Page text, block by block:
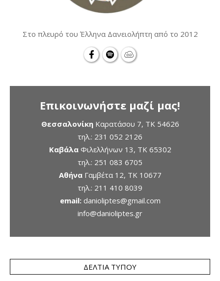
Στο πλευρό του Έλληνα Δανειολήπτη από το 2012
Επικοινωνήστε μαζί μας!
ΘεσσαλονίκηΚαρατάσου 7, TK 54626
τηλ.: 231 052 2126
ΚαβάλαΦιλελλήνων 13, ΤΚ 65302
τηλ.: 251 083 6705
ΑθήναΓαμβέτα 12, ΤΚ 10677
τηλ.: 211 410 8039
email: danioliptes@gmail.com
info@danioliptes.gr
ΔΕΛΤΊΑ ΤΎΠΟΥ